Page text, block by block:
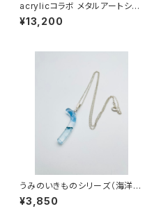
acrylicコラボ メタルアートシリ
ーズ（シャーベット系）AMS-M
M26002
¥13,200
うみのいきものシリーズ（海洋プ
ラ）UKCN-SS24001
¥3,850